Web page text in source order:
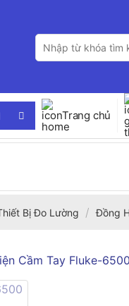
Tìm
kiếm:
Trang chủ
Bị Đo Lường / Đồng